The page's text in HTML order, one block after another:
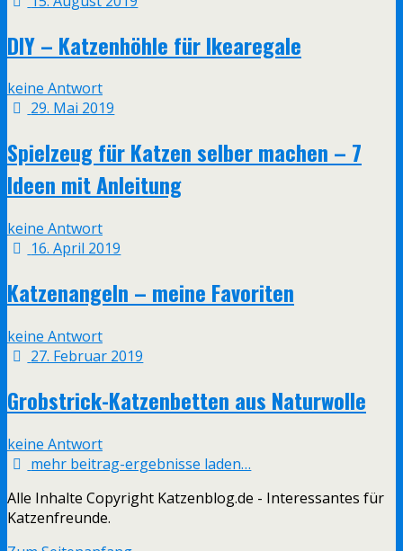
DIY – Katzenhöhle für Ikearegale
keine Antwort
29. Mai 2019
Spielzeug für Katzen selber machen – 7
Ideen mit Anleitung
keine Antwort
16. April 2019
Katzenangeln – meine Favoriten
keine Antwort
27. Februar 2019
Grobstrick-Katzenbetten aus Naturwolle
keine Antwort
mehr beitrag-ergebnisse laden…
Alle Inhalte Copyright Katzenblog.de - Interessantes für
Katzenfreunde.